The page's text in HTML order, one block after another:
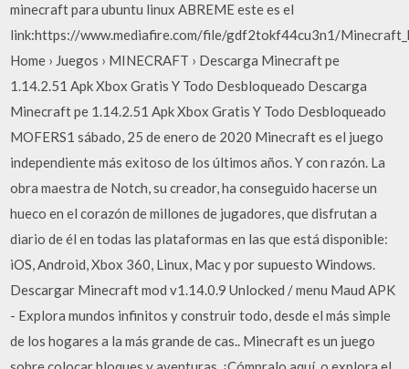
minecraft para ubuntu linux ABREME este es el
link:https://www.mediafire.com/file/gdf2tokf44cu3n1/
Home › Juegos › MINECRAFT › Descarga Minecraft pe
1.14.2.51 Apk Xbox Gratis Y Todo Desbloqueado Descarga
Minecraft pe 1.14.2.51 Apk Xbox Gratis Y Todo Desbloqueado
MOFERS1 sábado, 25 de enero de 2020 Minecraft es el juego
independiente más exitoso de los últimos años. Y con razón. La
obra maestra de Notch, su creador, ha conseguido hacerse un
hueco en el corazón de millones de jugadores, que disfrutan a
diario de él en todas las plataformas en las que está disponible:
iOS, Android, Xbox 360, Linux, Mac y por supuesto Windows.
Descargar Minecraft mod v1.14.0.9 Unlocked / menu Maud APK
- Explora mundos infinitos y construir todo, desde el más simple
de los hogares a la más grande de cas.. Minecraft es un juego